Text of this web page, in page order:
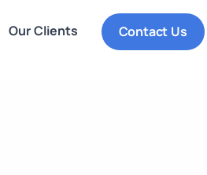
Our Clients Contact Us